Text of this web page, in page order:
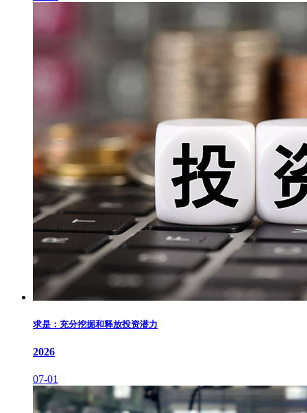
求是：充分挖掘和释放投资潜力
2026
07-01